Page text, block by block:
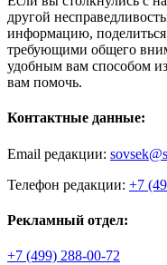
другой
информацию,
требующими общего
удобным вам способом
вам помочь.
Контактные данные:
Email редакции:
Телефон редакции: +7
Рекламный отдел:
+7 (499) 288-00-72